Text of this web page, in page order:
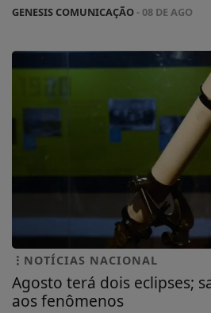
GENESIS COMUNICAÇÃO- 08 DE AGO
NOTÍCIAS NACIONAL
Agosto terá dois eclipses;
aos fenômenos